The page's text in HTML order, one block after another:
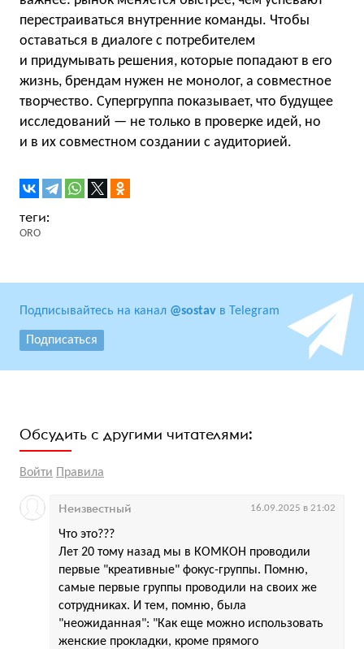
перестраиваться внутренние команды. Чтобы
оставаться в диалоге с потребителем
и придумывать решения, которые попадают в его
жизнь, брендам нужен не монолог, а совместное
творчество. Супергруппа показывает, что будущее
исследований — не только в проверке идей, но
и в их совместном создании с аудиторией.
ORO
Подписывайтесь на канал @sostav в Telegram
Подписаться
Обсудить с другими читателями:
Войти Правила
Что это???
Лет 20 тому назад мы в КОМКОН проводили
первые "креативные" фокус-группы. Помню,
самые первые группы проводили на своих же
сотрудниках. И тем, помню, была
"неожиданная": "Как еще можно использовать
женские прокладки, кроме прямого
Неизвестный 16.09.2025 в 21:02